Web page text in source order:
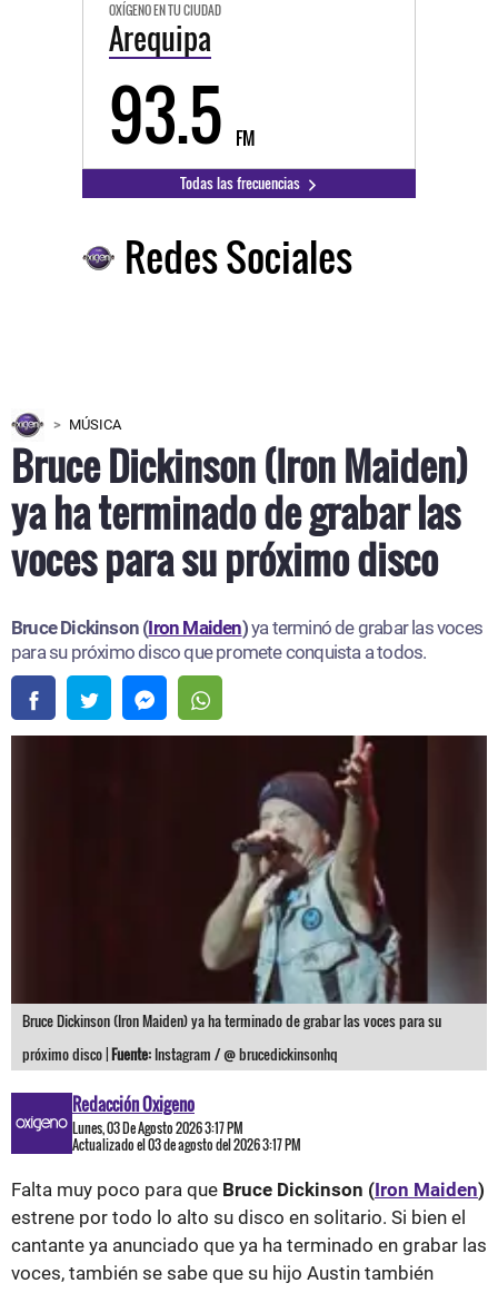
OXÍGENO EN TU CIUDAD
Arequipa
93.5 FM
Todas las frecuencias
Redes Sociales
MÚSICA
Bruce Dickinson (Iron Maiden)
ya ha terminado de grabar las
voces para su próximo disco
Bruce Dickinson (Iron Maiden)ya terminó de grabar las voces
para su próximo disco que promete conquista a todos.
Bruce Dickinson (Iron Maiden) ya ha terminado de grabar las voces para su
próximo disco |Fuente: Instagram / @ brucedickinsonhq
Redacción Oxigeno
Lunes, 03 De Agosto 2026 3:17 PM
Actualizado el 03 de agosto del 2026 3:17 PM
Falta muy poco para que Bruce Dickinson (Iron Maiden)
estrene por todo lo alto su disco en solitario. Si bien el
cantante ya anunciado que ya ha terminado en grabar las
voces, también se sabe que su hijo Austin también